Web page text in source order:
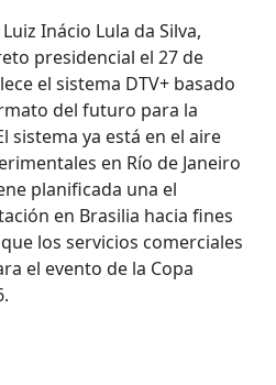
Inácio Lula da Silva,
presidencial el 27 de
el sistema DTV+ basado
del futuro para la
sistema ya está en el aire
en Río de Janeiro
planificada una el
en Brasilia hacia fines
los servicios comerciales
el evento de la Copa